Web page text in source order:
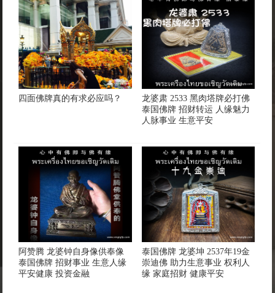
四面佛牌真的有求必应吗？
龙婆肃 2533 黑肉塔牌必打佛
泰国佛牌 招财转运 人缘魅力
人脉事业 生意平安
阿赞腾 龙婆钟自身像供奉像
泰国佛牌 招财事业 生意人缘
平安健康 投资金融
泰国佛牌 龙婆坤 2537年19金
崇迪佛 助力生意事业 权利人
缘 家庭招财 健康平安